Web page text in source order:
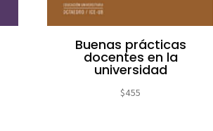
Buenas prácticas
docentes en la
universidad
$455